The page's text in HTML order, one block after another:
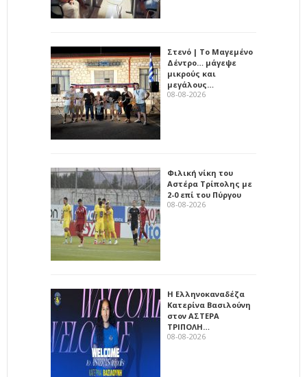
Στενό | Το Μαγεμένο
Δέντρο… μάγεψε
μικρούς και
μεγάλους…
08-08-2026
Φιλική νίκη του
Αστέρα Τρίπολης με
2-0 επί του Πύργου
08-08-2026
Η Ελληνοκαναδέζα
Κατερίνα Βασιλούνη
στον ΑΣΤΕΡΑ
ΤΡΙΠΟΛΗ…
08-08-2026